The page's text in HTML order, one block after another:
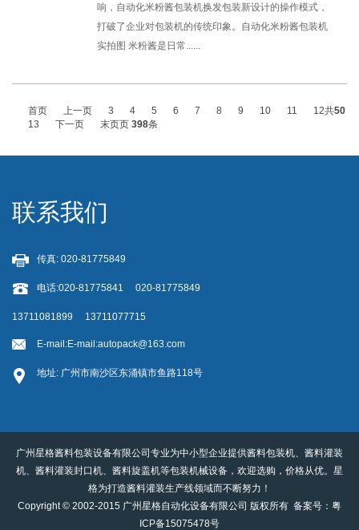
响，自动化米粉酱包装机换发包装新设计的操作模式，
打破了企业对包装机的传统印象。自动化米粉酱包装机
实拍图 米粉酱是日常......
首页 上一页 3 4 5 6 7 8 9 10 11
12
13
下一页 末页
共50
页 398条
联系我们
传真: 020-81775849
电话:020-81775841 020-81775849
13711081899 13711077715
E-mail:E-mail:autopack@163.com
地址: 广州市南沙区东涌镇市鱼路118号
广州星格酱料包装设备有限公司专业为中小型企业提供酱料包装机、酱料灌装
机、酱料灌装封口机、酱料旋盖机等包装机械设备，欢迎选购，价格从优。星
格为打造酱料灌装生产线领域而不断努力！
Copyright © 2002-2015 广州星格自动化设备有限公司 版权所有 备案号： 粤
ICP备15075478号